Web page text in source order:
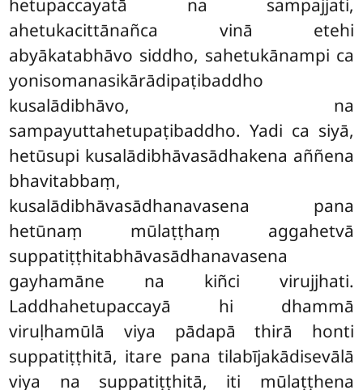
hetupaccayatā na sampajjati,
ahetukacittānañca vinā etehi
abyākatabhāvo siddho, sahetukānampi ca
yonisomanasikārādipaṭibaddho
kusalādibhāvo, na
sampayuttahetupaṭibaddho. Yadi ca siyā,
hetūsupi kusalādibhāvasādhakena aññena
bhavitabbaṃ,
kusalādibhāvasādhanavasena pana
hetūnaṃ mūlaṭṭhaṃ aggahetvā
suppatiṭṭhitabhāvasādhanavasena
gayhamāne na kiñci virujjhati.
Laddhahetupaccayā hi dhammā
viruḷhamūlā viya pādapā thirā honti
suppatiṭṭhitā, itare pana tilabījakādisevālā
viya na suppatiṭṭhitā, iti mūlaṭṭhena